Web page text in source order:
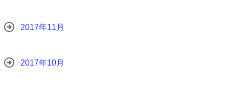
2017年11月
2017年10月